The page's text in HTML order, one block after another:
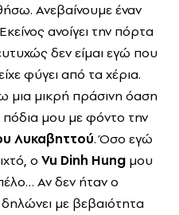
Ανεβαίνουμε έναν
ανοίγει την πόρτα
δεν είμαι εγώ που
φύγει από τα χέρια.
μια μικρή πράσινη όαση
μου με φόντο την
Λυκαβηττού. Όσο εγώ
ο Vu Dinh Hung μου
Αν δεν ήταν ο
με βεβαιότητα